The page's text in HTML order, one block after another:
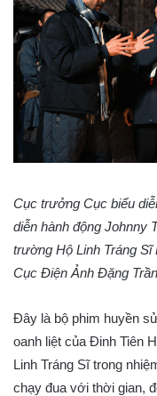
Cục trưởng Cục biểu
diễn hành động Johnny
trường Hộ Linh Tráng
Cục Điện Ảnh Đặng
Đây là bộ phim huyền
oanh liệt của Đinh Tiên
Linh Tráng Sĩ trong
chạy đua với thời gian,